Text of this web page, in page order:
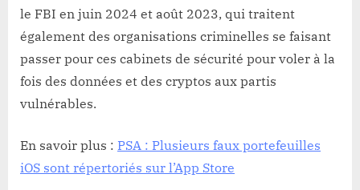
le FBI en juin 2024 et août 2023, qui traitent
également des organisations criminelles se faisant
passer pour ces cabinets de sécurité pour voler à la
fois des données et des cryptos aux partis
vulnérables.
En savoir plus : PSA : Plusieurs faux portefeuilles
iOS sont répertoriés sur l’App Store